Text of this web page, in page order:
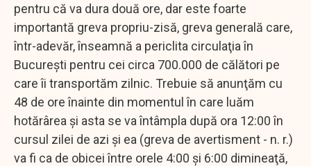
pentru că va dura două ore, dar este foarte
importantă greva propriu-zisă, greva generală care,
într-adevăr, înseamnă a periclita circulaţia în
Bucureşti pentru cei circa 700.000 de călători pe
care îi transportăm zilnic. Trebuie să anunţăm cu
48 de ore înainte din momentul în care luăm
hotărârea şi asta se va întâmpla după ora 12:00 în
cursul zilei de azi şi ea (greva de avertisment - n. r.)
va fi ca de obicei între orele 4:00 şi 6:00 dimineaţă,